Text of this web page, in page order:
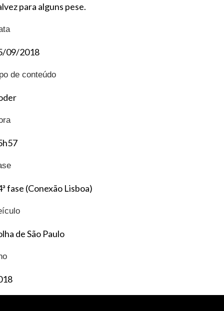
para alguns pese.
09/2018
de conteúdo
fase (Conexão Lisboa)
de São Paulo